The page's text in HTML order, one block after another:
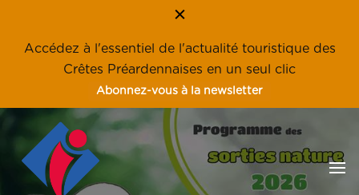
Accédez à l'essentiel de l'actualité touristique des
Crêtes Préardennaises en un seul clic
Abonnez-vous à la newsletter
Tourisme en Crêtes
Préardennaises – Ardennes
Les Crêtes Préardennaises, une destination familiale, nature et
éco-tourisme